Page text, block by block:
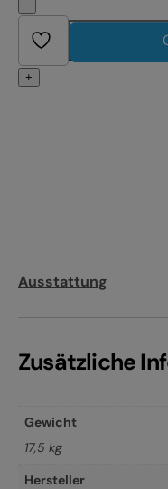
-
+
Ausstattung
Zusätzliche
Gewicht
17,5 kg
Hersteller